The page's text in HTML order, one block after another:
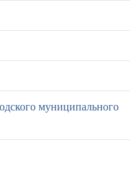
муниципального